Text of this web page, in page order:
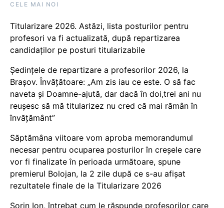
CELE MAI NOI
Titularizare 2026. Astăzi, lista posturilor pentru
profesori va fi actualizată, după repartizarea
candidaților pe posturi titularizabile
Ședințele de repartizare a profesorilor 2026, la
Brașov. Învățătoare: „Am zis iau ce este. O să fac
naveta și Doamne-ajută, dar dacă în doi,trei ani nu
reușesc să mă titularizez nu cred că mai rămân în
învățământ”
Săptămâna viitoare vom aproba memorandumul
necesar pentru ocuparea posturilor în creșele care
vor fi finalizate în perioada următoare, spune
premierul Bolojan, la 2 zile după ce s-au afișat
rezultatele finale de la Titularizare 2026
Sorin Ion, întrebat cum le răspunde profesorilor care